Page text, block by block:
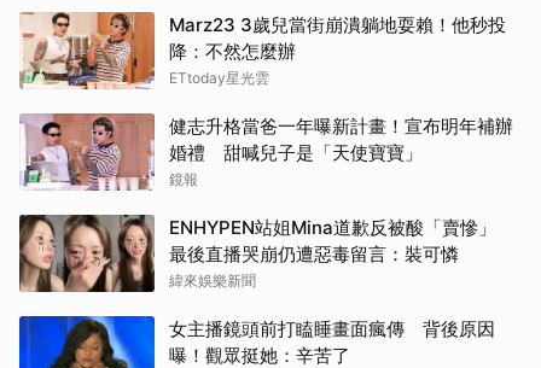
Marz23 3歲兒當街崩潰躺地耍賴！他秒投
降：不然怎麼辦
ETtoday星光雲
健志升格當爸一年曝新計畫！宣布明年補辦
婚禮 甜喊兒子是「天使寶寶」
鏡報
ENHYPEN站姐Mina道歉反被酸「賣慘」
最後直播哭崩仍遭惡毒留言：裝可憐
緯來娛樂新聞
女主播鏡頭前打瞌睡畫面瘋傳 背後原因
曝！觀眾挺她：辛苦了